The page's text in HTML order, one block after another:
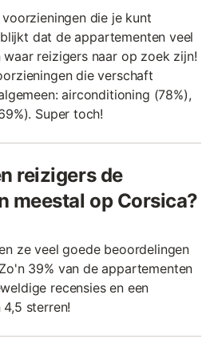
die je kunt
dat de appartementen veel
reizigers naar op zoek zijn!
die verschaft
airconditioning (78%),
Super toch!
reizigers de
meestal op Corsica?
ze veel goede beoordelingen
39% van de appartementen
recensies en een
sterren!